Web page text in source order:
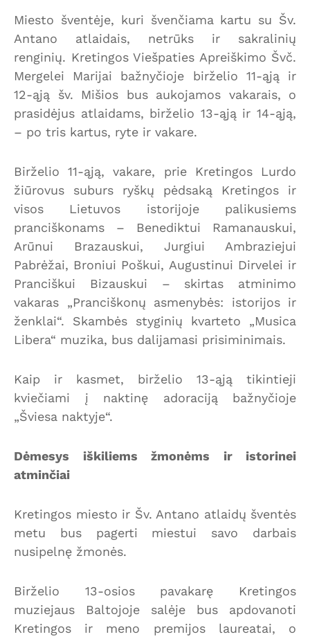
Miesto šventėje, kuri švenčiama kartu su Šv.
Antano atlaidais, netrūks ir sakralinių
renginių. Kretingos Viešpaties Apreiškimo Švč.
Mergelei Marijai bažnyčioje birželio 11-ąją ir
12-ąją šv. Mišios bus aukojamos vakarais, o
prasidėjus atlaidams, birželio 13-ąją ir 14-ąją,
– po tris kartus, ryte ir vakare.
Birželio 11-ąją, vakare, prie Kretingos Lurdo
žiūrovus suburs ryškų pėdsaką Kretingos ir
visos Lietuvos istorijoje palikusiems
pranciškonams – Benediktui Ramanauskui,
Arūnui Brazauskui, Jurgiui Ambraziejui
Pabrėžai, Broniui Poškui, Augustinui Dirvelei ir
Pranciškui Bizauskui – skirtas atminimo
vakaras „Pranciškonų asmenybės: istorijos ir
ženklai“. Skambės styginių kvarteto „Musica
Libera“ muzika, bus dalijamasi prisiminimais.
Kaip ir kasmet, birželio 13-ąją tikintieji
kviečiami į naktinę adoraciją bažnyčioje
„Šviesa naktyje“.
Dėmesys iškiliems žmonėms ir istorinei
atminčiai
Kretingos miesto ir Šv. Antano atlaidų šventės
metu bus pagerti miestui savo darbais
nusipelnę žmonės.
Birželio 13-osios pavakarę Kretingos
muziejaus Baltojoje salėje bus apdovanoti
Kretingos ir meno premijos laureatai, o